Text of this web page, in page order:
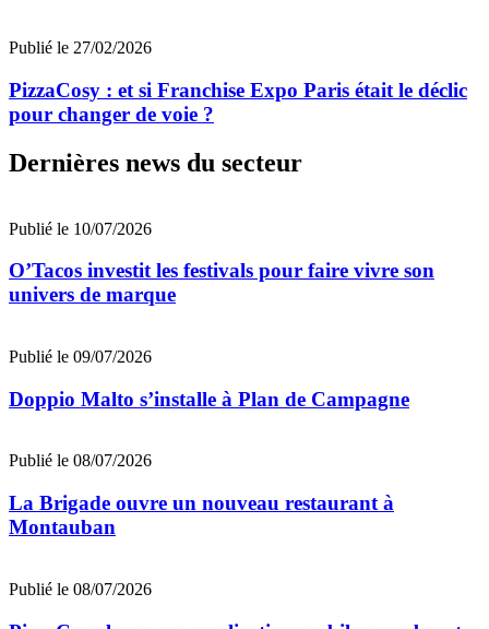
Publié le 27/02/2026
PizzaCosy : et si Franchise Expo Paris était le déclic
pour changer de voie ?
Dernières news du secteur
Publié le 10/07/2026
O’Tacos investit les festivals pour faire vivre son
univers de marque
Publié le 09/07/2026
Doppio Malto s’installe à Plan de Campagne
Publié le 08/07/2026
La Brigade ouvre un nouveau restaurant à
Montauban
Publié le 08/07/2026